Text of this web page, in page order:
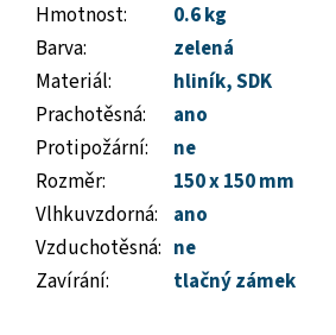
Hmotnost:
0.6 kg
Barva:
zelená
Materiál: hliník,SDK
Prachotěsná:
ano
Protipožární:
ne
Rozměr:
150 x 150 mm
Vlhkuvzdorná:
ano
Vzduchotěsná: ne
Zavírání: tlačný zámek